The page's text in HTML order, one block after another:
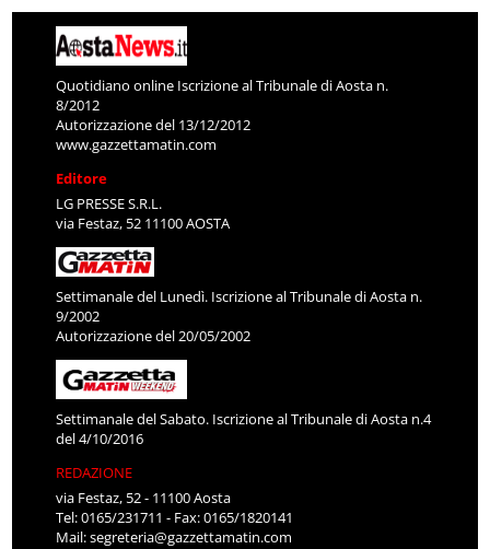
Quotidiano online Iscrizione al Tribunale di Aosta n.
8/2012
Autorizzazione del 13/12/2012
www.gazzettamatin.com
Editore
LG PRESSE S.R.L.
via Festaz, 52 11100 AOSTA
Settimanale del Lunedì. Iscrizione al Tribunale di Aosta n.
9/2002
Autorizzazione del 20/05/2002
Settimanale del Sabato. Iscrizione al Tribunale di Aosta n.4
del 4/10/2016
REDAZIONE
via Festaz, 52 - 11100 Aosta
Tel: 0165/231711 - Fax: 0165/1820141
Mail:segreteria@gazzettamatin.com